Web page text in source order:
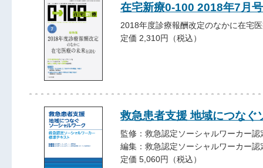
在宅新療0-100 2018年7月号
2018年度診療報酬改定のなかに在宅
定価 2,310円（税込）
救急患者支援 地域につなぐ
監修：救急認定ソーシャルワーカー認
編集：救急認定ソーシャルワーカー
定価 5,060円（税込）